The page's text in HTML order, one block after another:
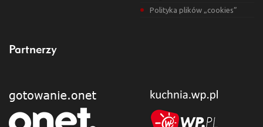
Polityka plików „cookies”
Partnerzy